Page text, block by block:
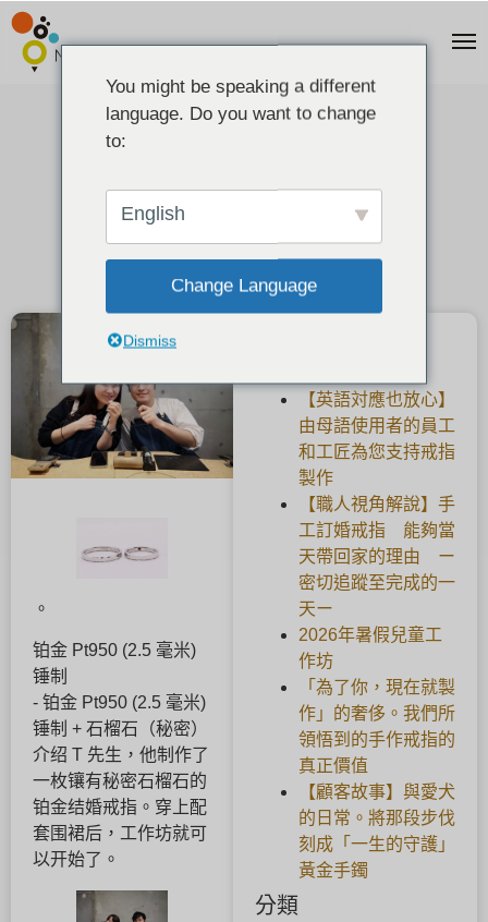
[铂金婚戒镶石榴石
。
铂金 Pt950 (2.5 毫米)
锤制
- 铂金 Pt950 (2.5 毫米)
锤制 + 石榴石（秘密）
介绍 T 先生，他制作了
一枚镶有秘密石榴石的
铂金结婚戒指。穿上配
套围裙后，工作坊就可
以开始了。
【英語対應也放心】
由母語使用者的員工
和工匠為您支持戒指
製作
【職人視角解說】手
工訂婚戒指 能夠當
天帶回家的理由 ー
密切追蹤至完成的一
天ー
2026年暑假兒童工
作坊
「為了你，現在就製
作」的奢侈。我們所
領悟到的手作戒指的
真正價值
【顧客故事】與愛犬
的日常。將那段步伐
刻成「一生的守護」
黃金手鐲
分類
You might be speaking a different
language. Do you want to change
to:
English
Change Language
Dismiss